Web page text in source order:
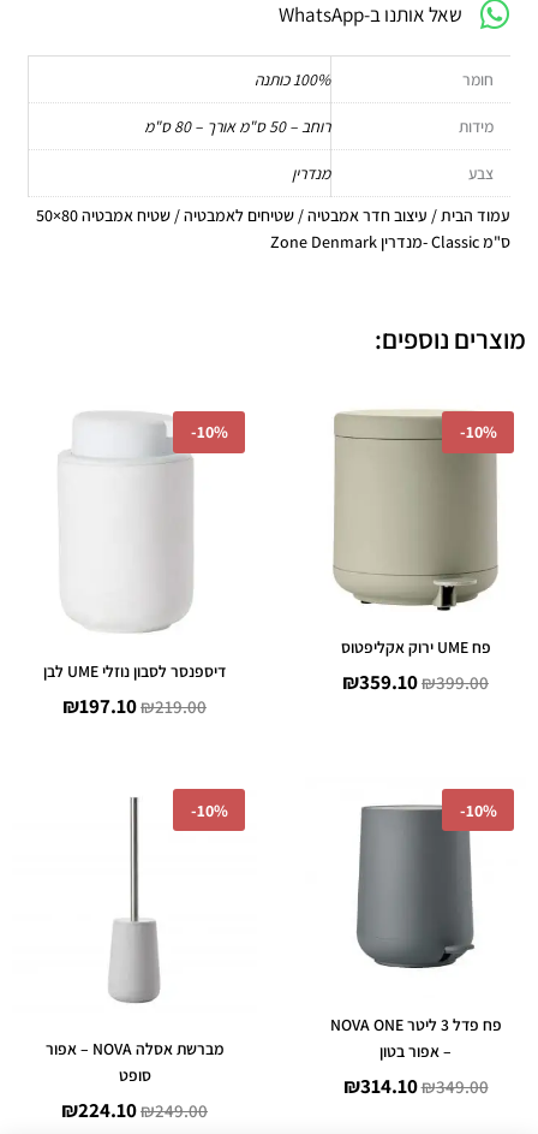
עמוד הבית/ עיצוב חדר אמבטיה/ שטיחים לאמבטיה
/ שטיח אמבטיה 80×50
ס"מ Classic -מנדרין Zone Denmark
Zone
שאל אותנו ב-WhatsApp
חומר 100% כותנה
מידות רוחב – 50 ס"מ אורך – 80 ס"מ
צבע מנדרין
מוצרים נוספים:
10%
-
פח UME ירוק אקליפטוס
₪399.00
המחיר
המקורי
₪359.10
המחיר
הנוכחי
10%
-
דיספנסר לסבון נוזלי UME לבן
₪219.00
המחיר
₪197.10
10%
-
פח פדל 3 ליטר NOVA ONE
– אפור בטון
₪349.00
המקורי
₪349.00.
₪314.10
10%
-
מברשת אסלה NOVA – אפור
סופט
₪249.00
₪224.10